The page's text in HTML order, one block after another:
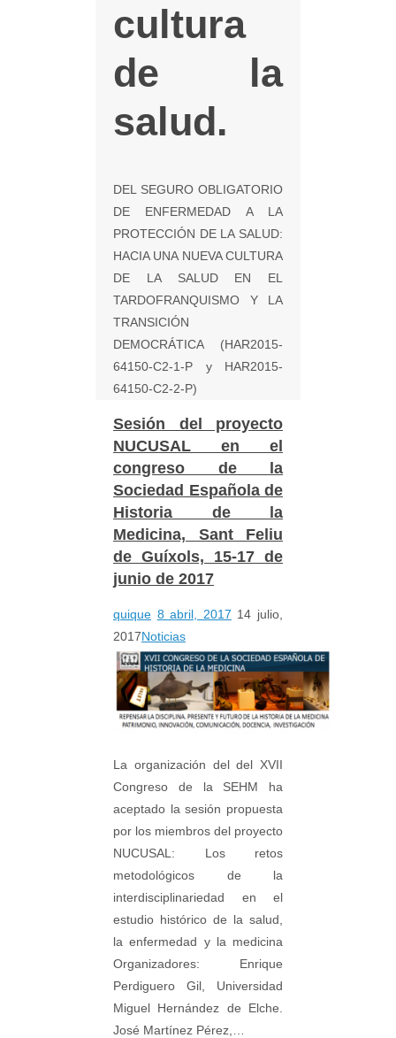
cultura
de la
salud.
DEL SEGURO OBLIGATORIO
DE ENFERMEDAD A LA
PROTECCIÓN DE LA SALUD:
HACIA UNA NUEVA CULTURA
DE LA SALUD EN EL
TARDOFRANQUISMO Y LA
TRANSICIÓN
DEMOCRÁTICA (HAR2015-
64150-C2-1-P y HAR2015-
64150-C2-2-P)
Sesión del proyecto
NUCUSAL en el
congreso de la
Sociedad Española de
Historia de la
Medicina, Sant Feliu
de Guíxols, 15-17 de
junio de 2017
quique 8 abril, 2017 14 julio,
2017Noticias
La organización del del XVII
Congreso de la SEHM ha
aceptado la sesión propuesta
por los miembros del proyecto
NUCUSAL: Los retos
metodológicos de la
interdisciplinariedad en el
estudio histórico de la salud,
la enfermedad y la medicina
Organizadores: Enrique
Perdiguero Gil, Universidad
Miguel Hernández de Elche.
José Martínez Pérez,…